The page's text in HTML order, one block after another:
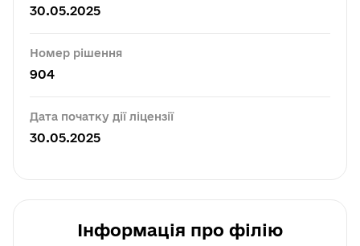
30.05.2025
Номер рішення
904
Дата початку дії ліцензії
30.05.2025
Інформація про філію